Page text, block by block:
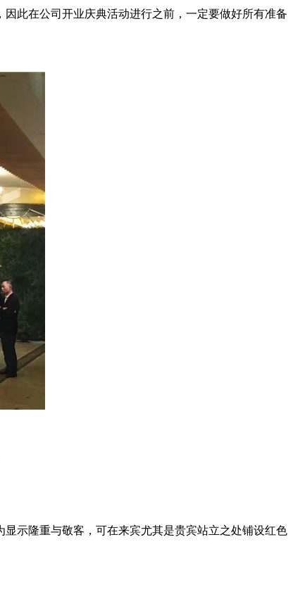
此在公司开业庆典活动进行之前，一定要做好所有准备
示隆重与敬客，可在来宾尤其是贵宾站立之处铺设红色